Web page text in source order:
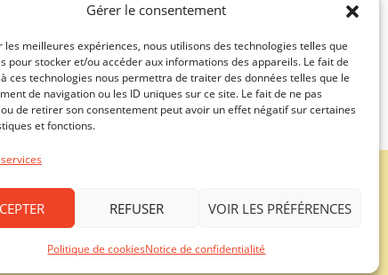
Gérer le consentement
les meilleures expériences, nous utilisons des technologies telles que
pour stocker et/ou accéder aux informations des appareils. Le fait de
ces technologies nous permettra de traiter des données telles que le
de navigation ou les ID uniques sur ce site. Le fait de ne pas
de retirer son consentement peut avoir un effet négatif sur certaines
et fonctions.
REFUSER VOIR LES PRÉFÉRENCES
Politique de cookiesNotice de confidentialité
INSCRIVEZ-VOUS À NOTRE NEWSLETTER
40 01 PRILLY - MALLEY
Horaires d'ouverture
Lundi - Vendredi : 10:00-19:00 / Samedi : 09:00-
17:00